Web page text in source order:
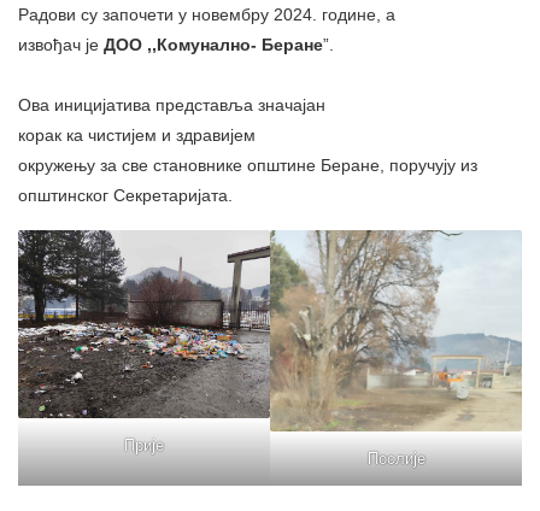
Радови су започети у новембру 2024. године, а
извођач је ДОО ,,Комунално- Беране”.
Ова иницијатива представља значајан
корак ка чистијем и здравијем
окружењу за све становнике општине Беране, поручују из
општинског Секретаријата.
Прије
Послије